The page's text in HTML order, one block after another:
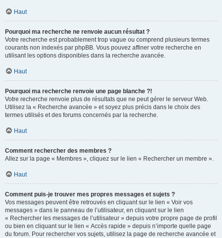
Haut
Pourquoi ma recherche ne renvoie aucun résultat ?
Votre recherche est probablement trop vague ou comprend plusieurs termes
courants non indexés par phpBB. Vous pouvez affiner votre recherche en
utilisant les options disponibles dans la recherche avancée.
Haut
Pourquoi ma recherche renvoie une page blanche ?!
Votre recherche renvoie plus de résultats que ne peut gérer le serveur Web.
Utilisez la « Recherche avancée » et soyez plus précis dans le choix des
termes utilisés et des forums concernés par la recherche.
Haut
Comment rechercher des membres ?
Allez sur la page « Membres », cliquez sur le lien « Rechercher un membre ».
Haut
Comment puis-je trouver mes propres messages et sujets ?
Vos messages peuvent être retrouvés en cliquant sur le lien « Voir vos
messages » dans le panneau de l’utilisateur, en cliquant sur le lien
« Rechercher les messages de l’utilisateur » depuis votre propre page de profil
ou bien en cliquant sur le lien « Accès rapide » depuis n’importe quelle page
du forum. Pour rechercher vos sujets, utilisez la page de recherche avancée et